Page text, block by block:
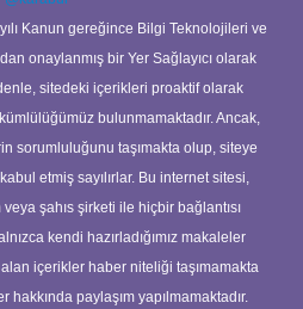
Kanun gereğince Bilgi Teknolojileri ve
onaylanmış bir Yer Sağlayıcı olarak
sitedeki içerikleri proaktif olarak
bulunmamaktadır. Ancak,
sorumluluğunu taşımakta olup, siteye
etmiş sayılırlar. Bu internet sitesi,
şahıs şirketi ile hiçbir bağlantısı
kendi hazırladığımız makaleler
içerikler haber niteliği taşımamakta
paylaşım yapılmamaktadır.